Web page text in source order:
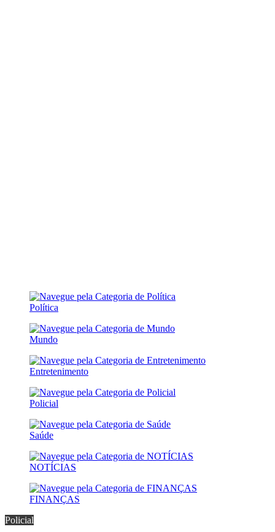
Política
Mundo
Entretenimento
Policial
Saúde
NOTÍCIAS
FINANÇAS
Policial